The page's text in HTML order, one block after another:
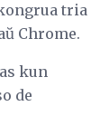
tria
Chrome.
kun
de